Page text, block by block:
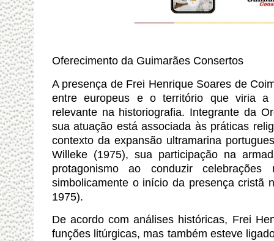
Oferecimento da Guimarães Consertos
A presença de Frei Henrique Soares de
entre europeus e o território que viria
relevante na historiografia. Integrante da
sua atuação está associada às práticas
contexto da expansão ultramarina
Willeke (1975), sua participação na
protagonismo ao conduzir celebrações
simbolicamente o início da presença cristã
1975).
De acordo com análises históricas, Frei
funções litúrgicas, mas também esteve